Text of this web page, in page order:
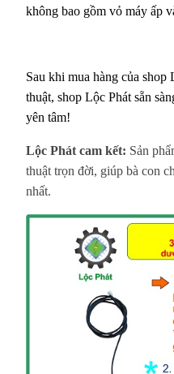
không bao gồm vỏ máy ấp
Sau khi mua hàng của
thuật, shop Lộc Phát sẵn
yên tâm!
Lộc Phát cam kết: Sản
thuật trọn đời, giúp bà con
nhất.